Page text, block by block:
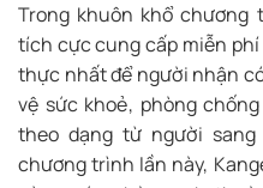
Trong khuôn khổ chương
tích cực cung cấp miễn
thực nhất để người nhận
vệ sức khoẻ, phòng
theo dạng từ người
chương trình lần này,